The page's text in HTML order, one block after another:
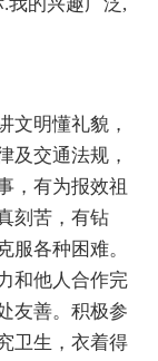
文明懂礼貌，
及交通法规，
，有为报效祖
刻苦，有钻
服各种困难。
和他人合作完
友善。积极参
卫生，衣着得